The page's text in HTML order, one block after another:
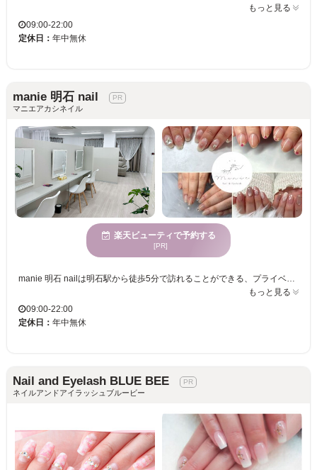
もっと見る
09:00-22:00
定休日： 年中無休
manie 明石 nail
マニエアカシネイル
楽天ビューティで予約する
[PR]
manie 明石 nailは明石駅から徒歩5分で訪れることができる、プライベートサロンです。静かで穏やかな時間を過ごせる環境の中で、自爪を傷めないフィルイン技術を使用し、ネイルアートを心ゆくまで楽しむことができます。特に持ち込みデザインの対応が可能で、お客様の「なりたい」を実現する豊富なメニューを取り揃えています。また、まつ毛や眉毛との同時施術も可能なので、忙しい方も効率よく美しさを追求できます。お客様の特別な時間をmanie 明石 nailでご堪能ください。幅広い年齢層の方に対応しており、お子様連れも歓迎です。
もっと見る
09:00-22:00
定休日： 年中無休
Nail and Eyelash BLUE BEE
ネイルアンドアイラッシュブルービー